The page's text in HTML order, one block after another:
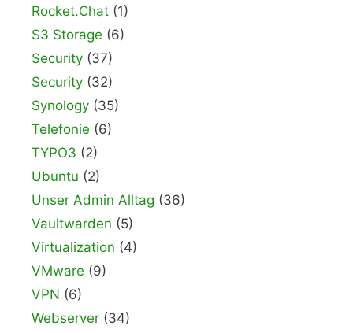
Rocket.Chat (1)
S3 Storage (6)
Security (37)
Security (32)
Synology (35)
Telefonie (6)
TYPO3 (2)
Ubuntu (2)
Unser Admin Alltag (36)
Vaultwarden (5)
Virtualization (4)
VMware (9)
VPN (6)
Webserver (34)